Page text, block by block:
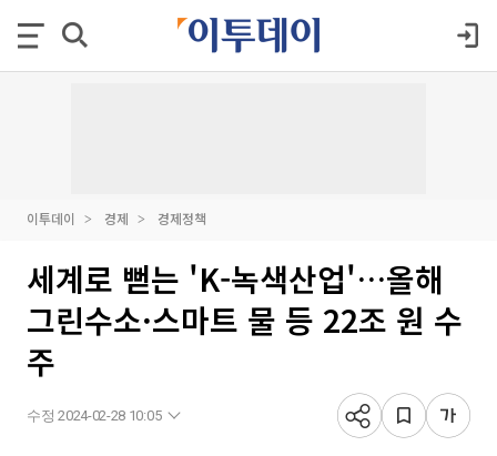
이투데이 경제 경제정책
세계로 뻗는 'K-녹색산업'…올해
그린수소·스마트 물 등 22조 원 수
주
수정 2024-02-28 10:05